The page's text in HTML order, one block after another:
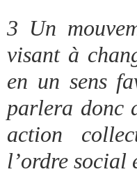
3 Un
visant à
en un sens
parlera donc
action
l’ordre social